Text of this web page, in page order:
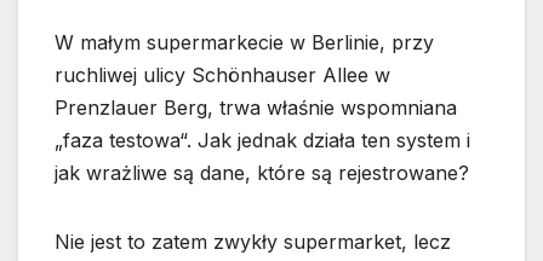
W małym supermarkecie w Berlinie, przy
ruchliwej ulicy Schönhauser Allee w
Prenzlauer Berg, trwa właśnie wspomniana
„faza testowa“. Jak jednak działa ten system i
jak wrażliwe są dane, które są rejestrowane?
Nie jest to zatem zwykły supermarket, lecz